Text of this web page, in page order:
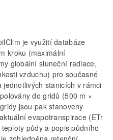
je využití databáze
kroku (maximální
globální sluneční radiace,
vzduchu) pro současné
stanicích v rámci
do gridů (500 m ×
jsou pak stanoveny
evapotranspirace (ETr
půdy a popis půdního